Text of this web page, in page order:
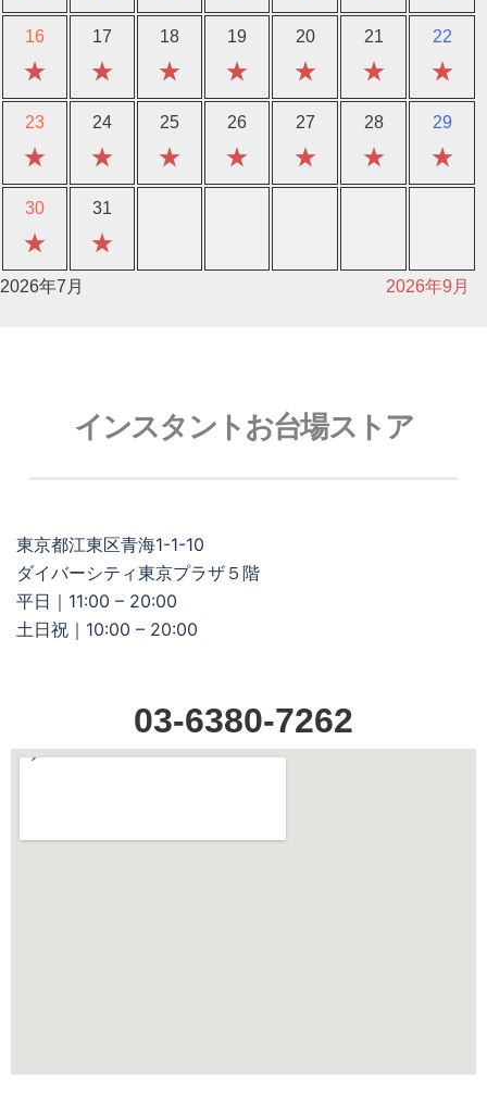
16
★
17
★
18
★
19
★
20
★
21
★
22
★
23
★
24
★
25
★
26
★
27
★
28
★
29
★
30
★
31
★
2026年7月 2026年9月
インスタントお台場ストア
東京都江東区青海1-1-10
ダイバーシティ東京プラザ５階
平日｜11:00 – 20:00
土日祝｜10:00 – 20:00
03-6380-7262